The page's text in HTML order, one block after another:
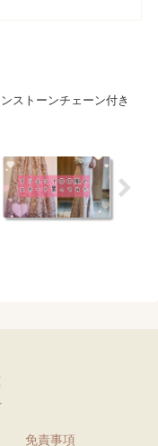
ンストーンチェーン付き
免責事項